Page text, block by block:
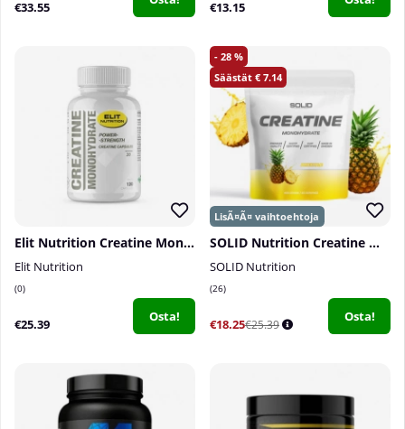
€33.55 €13.15
Elit Nutrition Creatine Monohydrate, 120 caps
Elit Nutrition
0
€25.39 Osta!
28
7.14
SOLID Nutrition Creatine Monohydrate, 400 g
SOLID Nutrition
26
€18.25€25.39
Osta!